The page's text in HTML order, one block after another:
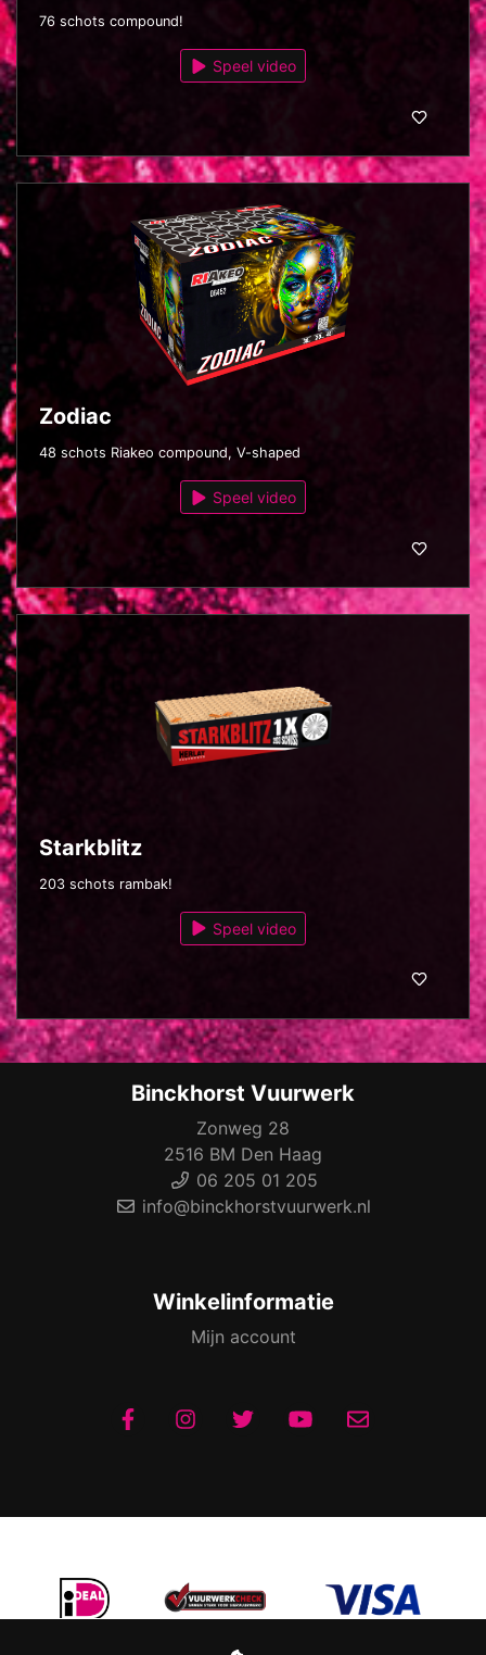
76 schots compound!
Speel video
Zodiac
48 schots Riakeo compound, V-shaped
Speel video
Starkblitz
203 schots rambak!
Speel video
Binckhorst Vuurwerk
Zonweg 28
2516 BM Den Haag
06 205 01 205
info@binckhorstvuurwerk.nl
Winkelinformatie
Mijn account